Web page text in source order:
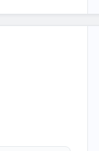
at the
and
Surgery.